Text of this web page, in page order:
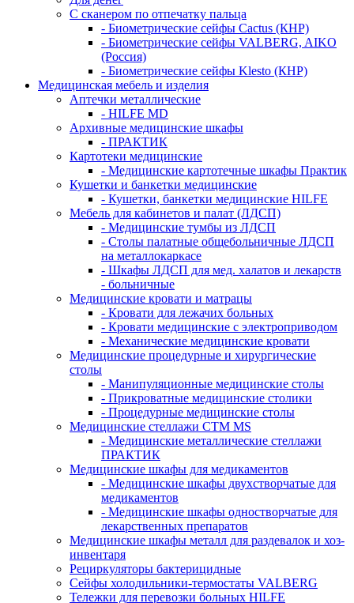
С сканером по отпечатку пальца
- Биометрические сейфы Cactus (КНР)
- Биометрические сейфы VALBERG, AIKO
(Россия)
- Биометрические сейфы Klesto (КНР)
Медицинская мебель и изделия
Аптечки металлические
- HILFE MD
Архивные медицинские шкафы
- ПРАКТИК
Картотеки медицинские
- Медицинские картотечные шкафы Практик
Кушетки и банкетки медицинские
- Кушетки, банкетки медицинские HILFE
Мебель для кабинетов и палат (ЛДСП)
- Медицинские тумбы из ЛДСП
- Столы палатные общебольничные ЛДСП
на металлокаркасе
- Шкафы ЛДСП для мед. халатов и лекарств
- больничные
Медицинские кровати и матрацы
- Кровати для лежачих больных
- Кровати медицинские с электроприводом
- Механические медицинские кровати
Медицинские процедурные и хирургические
столы
- Манипуляционные медицинские столы
- Прикроватные медицинские столики
- Процедурные медицинские столы
Медицинские стеллажи CTM MS
- Медицинские металлические стеллажи
ПРАКТИК
Медицинские шкафы для медикаментов
- Медицинские шкафы двухстворчатые для
медикаментов
- Медицинские шкафы одностворчатые для
лекарственных препаратов
Медицинские шкафы металл для раздевалок и хоз-
инвентаря
Рециркуляторы бактерицидные
Сейфы холодильники-термостаты VALBERG
Тележки для перевозки больных HILFE